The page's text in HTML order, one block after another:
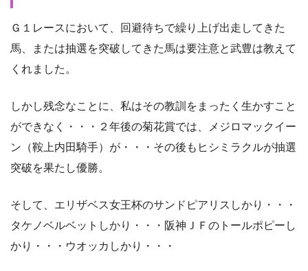
Ｇ１レースにおいて、回避待ちで繰り上げ出走してきた
馬、または抽選を突破してきた馬は要注意と武豊は教えて
くれました。
しかし残念なことに、私はその教訓をまったく生かすこと
ができなく・・・２年後の菊花賞では、メジロマックイー
ン（鞍上内田騎手）が・・・その後もヒシミラクルが抽選
突破を果たし優勝。
そして、エリザベス女王杯のサンドピアリスしかり・・・
タケノベルベットしかり・・・阪神ＪＦのトールポピーし
かり・・・ウオッカしかり・・・